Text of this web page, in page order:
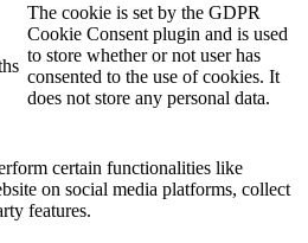
The cookie is set by the GDPR
Cookie Consent plugin and is used
to store whether or not user has
consented to the use of cookies. It
does not store any personal data.
certain functionalities like
on social media platforms, collect
features.